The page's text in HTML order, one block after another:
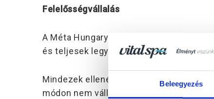
Beleegyezés
Felelősségvállalás
A Méta Hungary Kft. mindent megtesz
és teljesek legyenek.
Mindezek ellenére, a Méta Hungary
módon nem vállal szavatosságot a